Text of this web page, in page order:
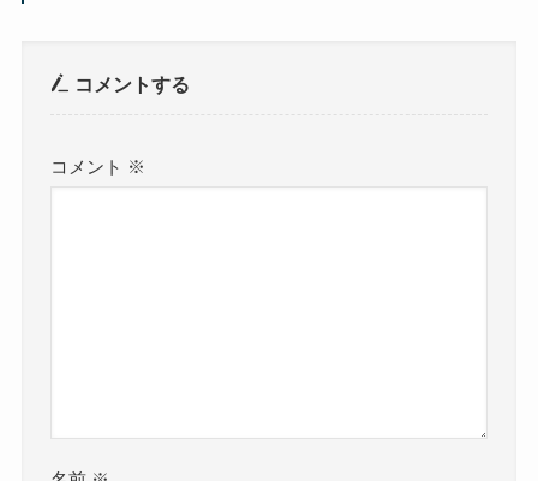
コメントする
コメント ※